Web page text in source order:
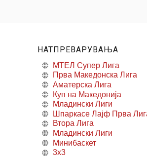
НАТПРЕВАРУВАЊА
МТЕЛ Супер Лига
Прва Македонска Лига
Аматерска Лига
Куп на Македонија
Младински Лиги
Шпаркасе Лајф Прва
Втора Лига
Младински Лиги
Минибаскет
3x3